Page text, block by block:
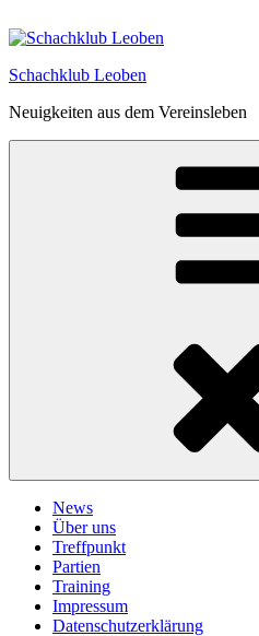
Inhalt
Schachklub Leoben
Neuigkeiten aus dem Vereinsleben
News
Über uns
Treffpunkt
Partien
Training
Impressum
Datenschutzerklärung